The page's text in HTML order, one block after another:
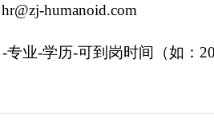
humanoid.com
业-学历-可到岗时间（如：